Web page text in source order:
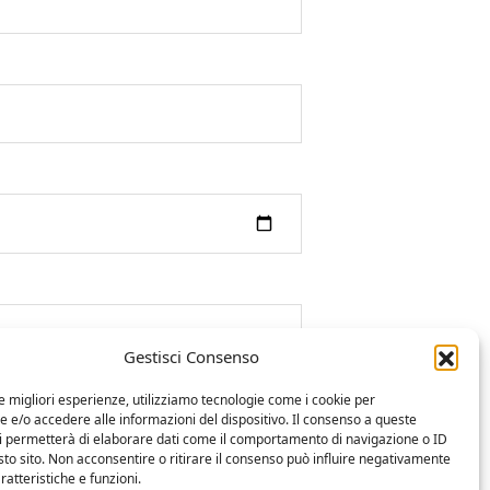
Gestisci Consenso
migliori esperienze, utilizziamo tecnologie come i cookie per
e/o accedere alle informazioni del dispositivo. Il consenso a queste
permetterà di elaborare dati come il comportamento di navigazione o ID
sito. Non acconsentire o ritirare il consenso può influire negativamente
e funzioni.